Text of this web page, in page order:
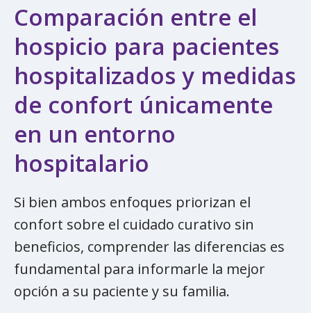
Comparación entre el
hospicio para pacientes
hospitalizados y medidas
de confort únicamente
en un entorno
hospitalario
Si bien ambos enfoques priorizan el
confort sobre el cuidado curativo sin
beneficios, comprender las diferencias es
fundamental para informarle la mejor
opción a su paciente y su familia.